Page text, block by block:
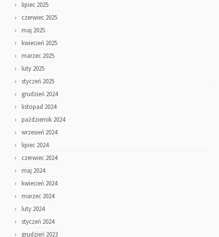
lipiec 2025
czerwiec 2025
maj 2025
kwiecień 2025
marzec 2025
luty 2025
styczeń 2025
grudzień 2024
listopad 2024
październik 2024
wrzesień 2024
lipiec 2024
czerwiec 2024
maj 2024
kwiecień 2024
marzec 2024
luty 2024
styczeń 2024
grudzień 2023